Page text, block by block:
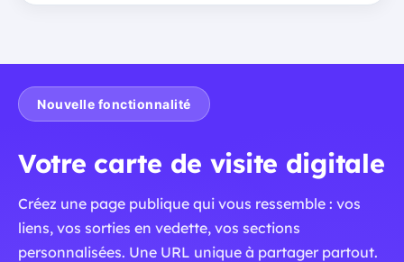
Nouvelle fonctionnalité
Votre carte de visite digitale
Créez une page publique qui vous ressemble : vos
liens, vos sorties en vedette, vos sections
personnalisées. Une URL unique à partager partout.